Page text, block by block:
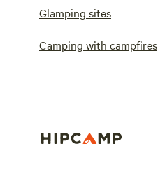
Glamping sites
Camping with campfires